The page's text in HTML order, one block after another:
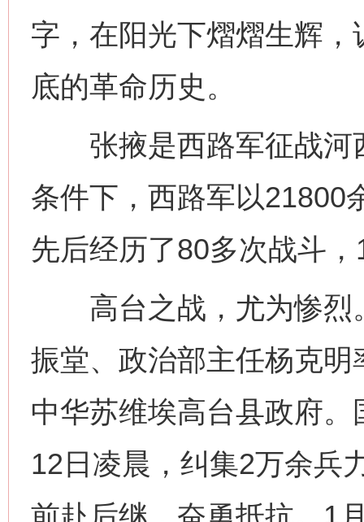
字，在阳光下熠熠生辉
底的革命历史。
张掖是西路军征战河
条件下，西路军以21800
先后经历了80多次战斗
高台之战，尤为惨烈
振堂、政治部主任杨克
中华苏维埃高台县政府
12日凌晨，纠集2万余兵